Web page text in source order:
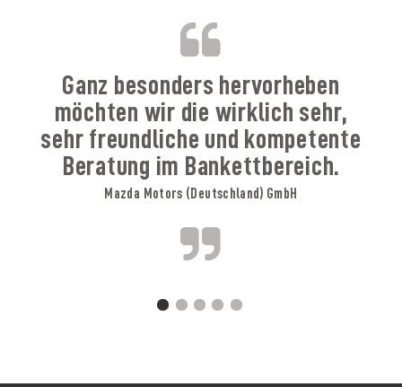
B
Ganz besonders hervorheben
möchten wir die wirklich sehr,
sehr freundliche und kompetente
Beratung im Bankettbereich.
Mazda Motors (Deutschland) GmbH
A